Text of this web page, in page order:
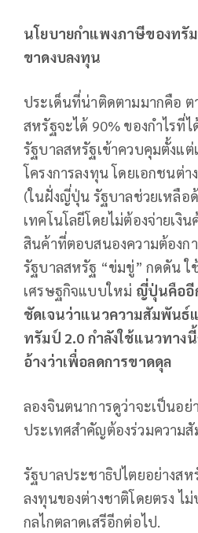
นโยบายกำแพงภาษีของทรั
ขาดงบลงทุน
ประเด็นที่น่าติดตามมากคือ ต
สหรัฐจะได้ 90% ของกำไรที่
รัฐบาลสหรัฐเข้าควบคุมตั้งแ
โครงการลงทุน โดยเอกชนต่า
(ในฝั่งญี่ปุ่น รัฐบาลช่วยเหลือด้
เทคโนโลยีโดยไม่ต้องจ่ายเงิน
สินค้าที่ตอบสนองความต้องก
รัฐบาลสหรัฐ “ข่มขู่” กดดัน
เศรษฐกิจแบบใหม่ ญี่ปุ่นคืออี
ชัดเจนว่าแนวความสัมพันธ์
ทรัมป์ 2.0 กำลังใช้แนวทาง
อ้างว่าเพื่อลดการขาดดุล
ลองจินตนาการดูว่าจะเป็นอย่
ประเทศสำคัญต้องร่วมความ
รัฐบาลประชาธิปไตยอย่างสห
ลงทุนของต่างชาติโดยตรง ไ
กลไกตลาดเสรีอีกต่อไป.